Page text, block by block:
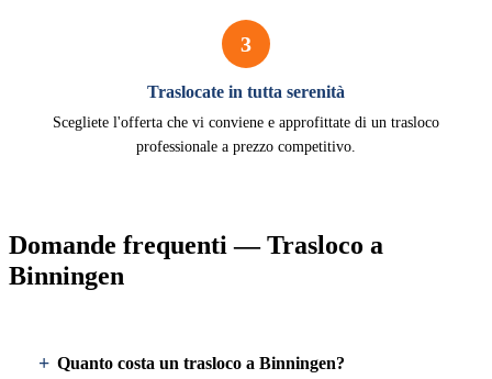
3
Traslocate in tutta serenità
Scegliete l'offerta che vi conviene e approfittate di un trasloco
professionale a prezzo competitivo.
Domande frequenti — Trasloco a
Binningen
Quanto costa un trasloco a Binningen?